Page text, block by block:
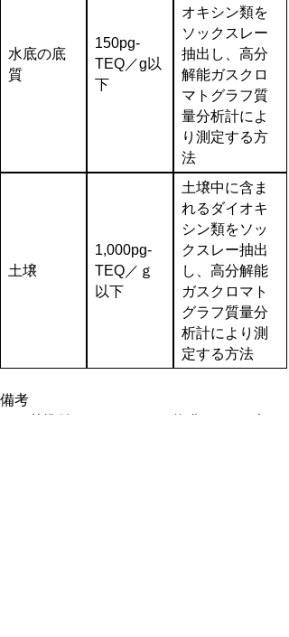
水底の底
質
150pg-
TEQ／g以
下
オキシン類を
ソックスレー
抽出し、高分
解能ガスクロ
マトグラフ質
量分析計によ
り測定する方
法
土壌
1,000pg-
TEQ／ｇ
以下
土壌中に含ま
れるダイオキ
シン類をソッ
クスレー抽出
し、高分解能
ガスクロマト
グラフ質量分
析計により測
定する方法
備考